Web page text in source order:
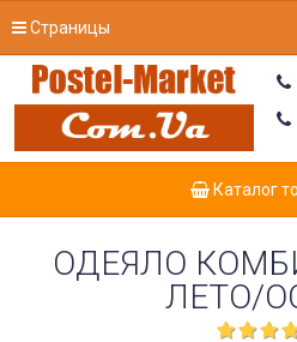
Страницы
Каталог
ОДЕЯЛО
ЛЕТО/